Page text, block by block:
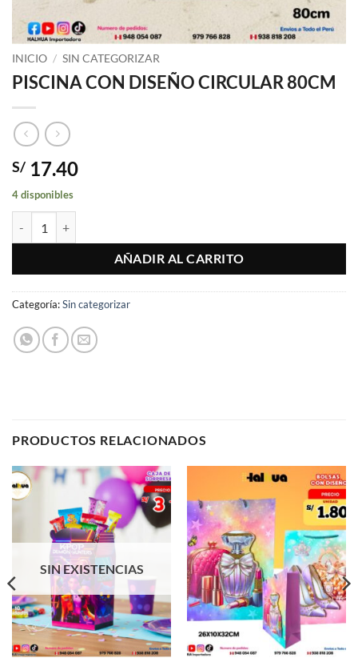
INICIO / SIN CATEGORIZAR
PISCINA CON DISEÑO CIRCULAR 80CM
S/ 17.40
4 disponibles
AÑADIR AL CARRITO
Categoría:Sin categorizar
PRODUCTOS RELACIONADOS
SIN EXISTENCIAS